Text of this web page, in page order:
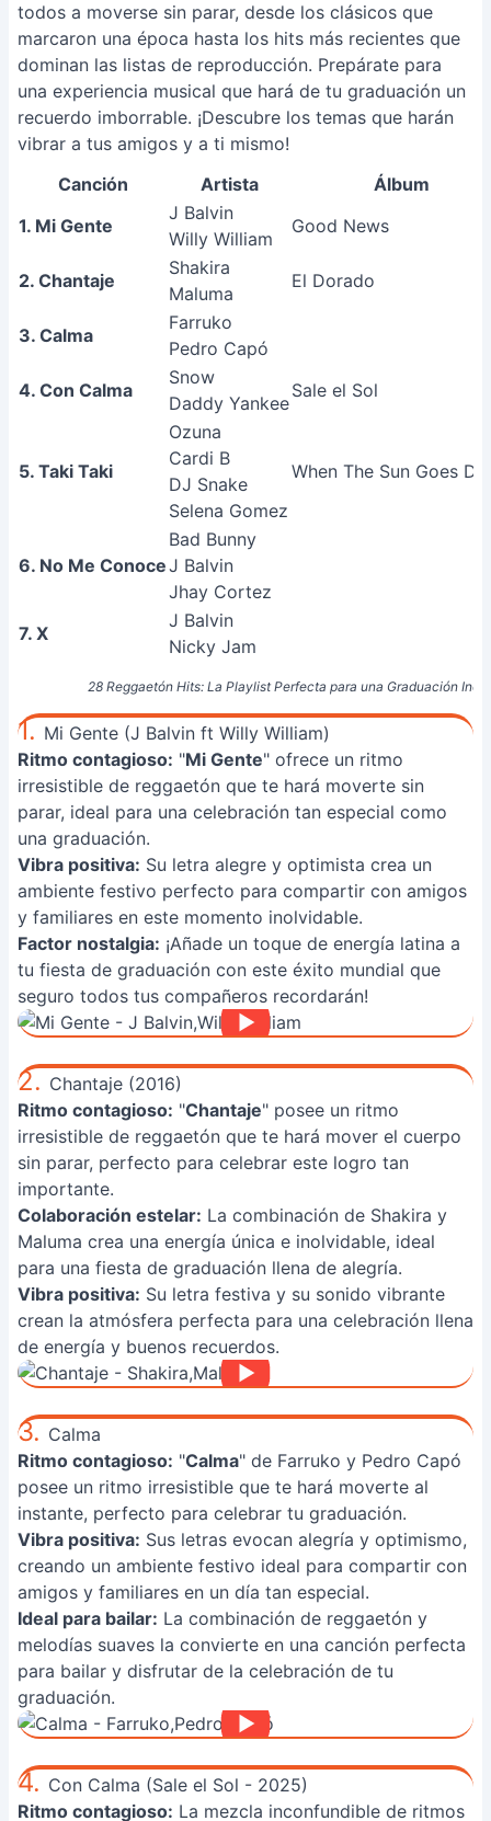
todos a moverse sin parar, desde los clásicos que
marcaron una época hasta los hits más recientes que
dominan las listas de reproducción. Prepárate para
una experiencia musical que hará de tu graduación un
recuerdo imborrable. ¡Descubre los temas que harán
vibrar a tus amigos y a ti mismo!
28 Reggaetón Hits: La Playlist Perfecta para una Graduación
Canción Artista
Álbum
1. Mi Gente
J Balvin
Willy William
Good News
2. Chantaje
Shakira
Maluma
El Dorado
3. Calma
Farruko
Pedro Capó
4. Con Calma
Snow
Daddy Yankee
Sale el Sol
5. Taki Taki
Ozuna
Cardi B
DJ Snake
Selena Gomez
When The Sun Goes
6. No Me Conoce
Bad Bunny
J Balvin
Jhay Cortez
7. X
J Balvin
Nicky Jam
1. Mi Gente (J Balvin ft Willy William)
Ritmo contagioso: "Mi Gente" ofrece un ritmo
irresistible de reggaetón que te hará moverte sin
parar, ideal para una celebración tan especial como
una graduación.
Vibra positiva: Su letra alegre y optimista crea un
ambiente festivo perfecto para compartir con amigos
y familiares en este momento inolvidable.
Factor nostalgia: ¡Añade un toque de energía latina a
tu fiesta de graduación con este éxito mundial que
seguro todos tus compañeros recordarán!
2. Chantaje (2016)
Ritmo contagioso: "Chantaje" posee un ritmo
irresistible de reggaetón que te hará mover el cuerpo
sin parar, perfecto para celebrar este logro tan
importante.
Colaboración estelar: La combinación de Shakira y
Maluma crea una energía única e inolvidable, ideal
para una fiesta de graduación llena de alegría.
Vibra positiva: Su letra festiva y su sonido vibrante
crean la atmósfera perfecta para una celebración llena
de energía y buenos recuerdos.
3. Calma
Ritmo contagioso: "Calma" de Farruko y Pedro Capó
posee un ritmo irresistible que te hará moverte al
instante, perfecto para celebrar tu graduación.
Vibra positiva: Sus letras evocan alegría y optimismo,
creando un ambiente festivo ideal para compartir con
amigos y familiares en un día tan especial.
Ideal para bailar: La combinación de reggaetón y
melodías suaves la convierte en una canción perfecta
para bailar y disfrutar de la celebración de tu
graduación.
4. Con Calma (Sale el Sol - 2025)
Ritmo contagioso: La mezcla inconfundible de ritmos